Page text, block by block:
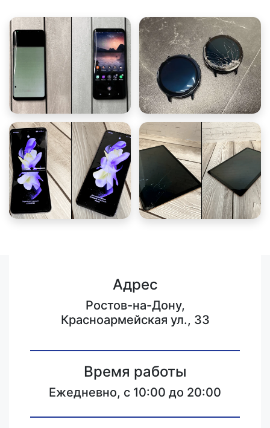
Адрес
Ростов-на-Дону,
Красноармейская ул., 33
Время работы
Ежедневно, с 10:00 до 20:00